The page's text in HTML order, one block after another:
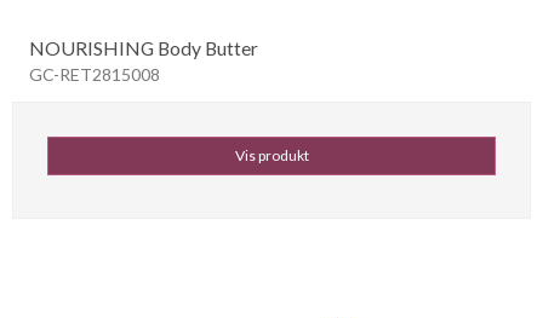
NOURISHING Body Butter
GC-RET2815008
Vis produkt